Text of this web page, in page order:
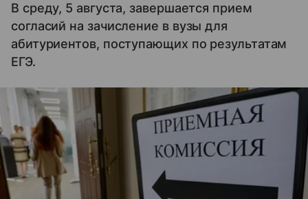
В среду, 5 августа, завершается прием
согласий на зачисление в вузы для
абитуриентов, поступающих по результатам
ЕГЭ.